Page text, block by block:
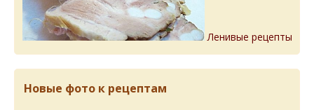
Ленивые рецепты
Новые фото к рецептам